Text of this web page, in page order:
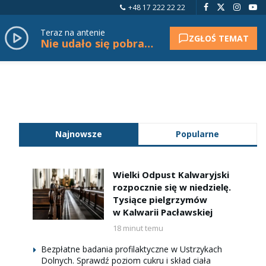
+48 17 222 22 22
Teraz na antenie
Nie udało się pobrać tytułu. ZGŁOŚ TEMAT
Najnowsze Popularne
Wielki Odpust Kalwaryjski
rozpocznie się w niedzielę.
Tysiące pielgrzymów
w Kalwarii Pacławskiej
18 minut temu
Bezpłatne badania profilaktyczne w Ustrzykach
Dolnych. Sprawdź poziom cukru i skład ciała